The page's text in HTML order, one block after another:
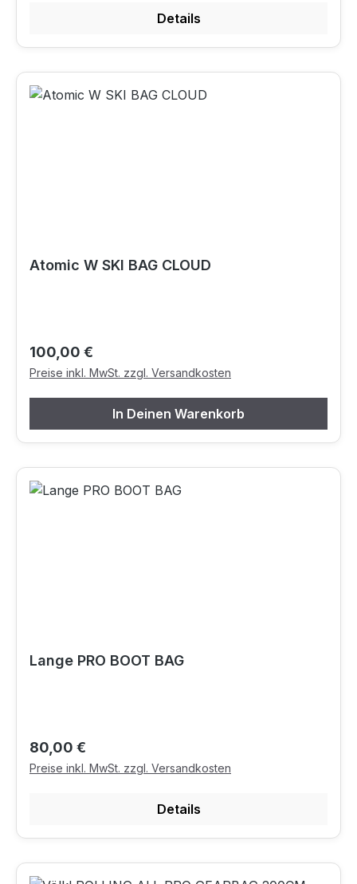
Details
Atomic W SKI BAG CLOUD
Regulärer Preis:
100,00 €
Preise inkl. MwSt. zzgl. Versandkosten
In Deinen Warenkorb
Lange PRO BOOT BAG
Regulärer Preis:
80,00 €
Preise inkl. MwSt. zzgl. Versandkosten
Details